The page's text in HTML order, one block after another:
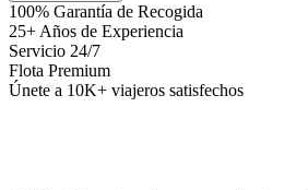
100% Garantía de Recogida
25+ Años de Experiencia
Servicio 24/7
Flota Premium
Únete a 10K+ viajeros satisfechos